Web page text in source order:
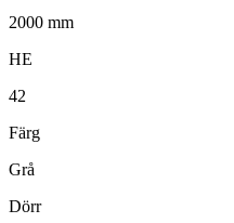
2000 mm
HE
42
Färg
Grå
Dörr